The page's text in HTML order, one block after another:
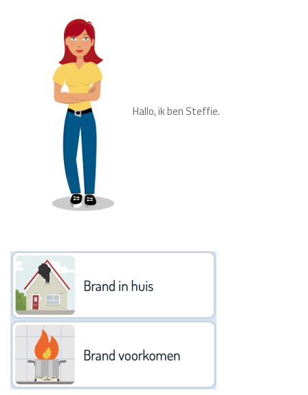
Hallo, ik ben Steffie.